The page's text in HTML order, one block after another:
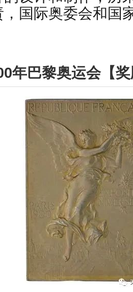
国际奥委会和国
年巴黎奥运会【